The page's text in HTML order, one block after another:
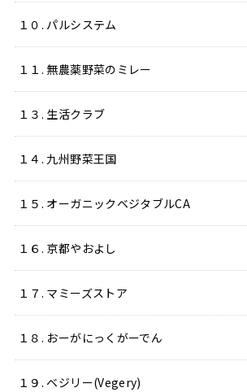
１０. パルシステム
１１. 無農薬野菜のミレー
１３. 生活クラブ
１４. 九州野菜王国
１５. オーガニックベジタブルCA
１６. 京都やおよし
１７. マミーズストア
１８. おーがにっくがーでん
１９. ベジリー(Vegery)